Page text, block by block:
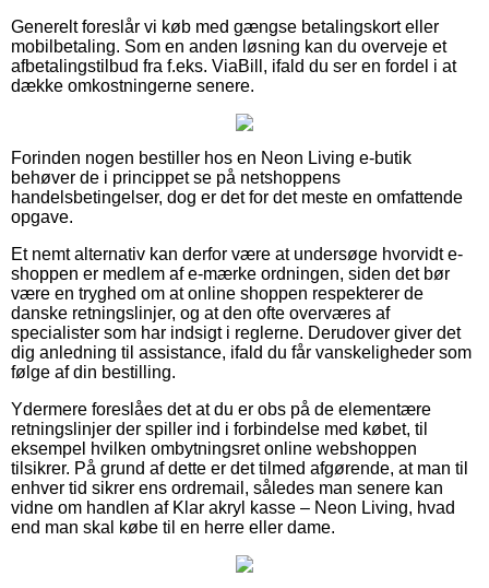
Generelt foreslår vi køb med gængse betalingskort eller
mobilbetaling. Som en anden løsning kan du overveje et
afbetalingstilbud fra f.eks. ViaBill, ifald du ser en fordel i at
dække omkostningerne senere.
Forinden nogen bestiller hos en Neon Living e-butik
behøver de i princippet se på netshoppens
handelsbetingelser, dog er det for det meste en omfattende
opgave.
Et nemt alternativ kan derfor være at undersøge hvorvidt e-
shoppen er medlem af e-mærke ordningen, siden det bør
være en tryghed om at online shoppen respekterer de
danske retningslinjer, og at den ofte overværes af
specialister som har indsigt i reglerne. Derudover giver det
dig anledning til assistance, ifald du får vanskeligheder som
følge af din bestilling.
Ydermere foreslåes det at du er obs på de elementære
retningslinjer der spiller ind i forbindelse med købet, til
eksempel hvilken ombytningsret online webshoppen
tilsikrer. På grund af dette er det tilmed afgørende, at man til
enhver tid sikrer ens ordremail, således man senere kan
vidne om handlen af Klar akryl kasse – Neon Living, hvad
end man skal købe til en herre eller dame.